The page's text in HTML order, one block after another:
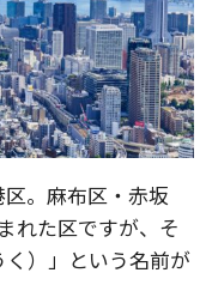
。麻布区・赤坂
れた区ですが、そ
）」という名前が